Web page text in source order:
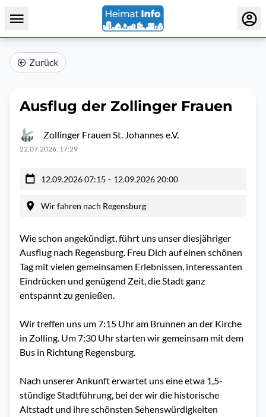
Zurück
Ausflug der Zollinger Frauen
Zollinger Frauen St. Johannes e.V.
22.07.2026, 17:29
12.09.2026 07:15 - 12.09.2026 20:00
Wir fahren nach Regensburg
Wie schon angekündigt, führt uns unser diesjähriger
Ausflug nach Regensburg. Freu Dich auf einen schönen
Tag mit vielen gemeinsamen Erlebnissen, interessanten
Eindrücken und genügend Zeit, die Stadt ganz
entspannt zu genießen.
Wir treffen uns um 7:15 Uhr am Brunnen an der Kirche
in Zolling. Um 7:30 Uhr starten wir gemeinsam mit dem
Bus in Richtung Regensburg.
Nach unserer Ankunft erwartet uns eine etwa 1,5-
stündige Stadtführung, bei der wir die historische
Altstadt und ihre schönsten Sehenswürdigkeiten